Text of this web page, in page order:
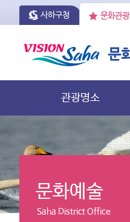
사하구청 문화관광
관광명소
문화예술
Saha District Office